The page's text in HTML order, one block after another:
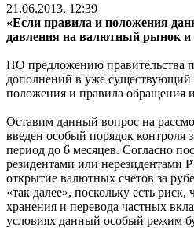
21.06.2013, 12:39
«Если правила и положения
давления на валютный рынок и
ПО предложению правительства
дополнений в уже существующий
положения и правила обращения
Оставим данный вопрос на
введен особый порядок контроля
период до 6 месяцев. Согласно
резидентами или нерезидентами
открытие валютных счетов за
«так далее», поскольку есть
хранения и перевода частных
условиях данный особый режим